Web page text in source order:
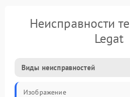
Неисправности
Legat
Виды неисправностей
Изображение